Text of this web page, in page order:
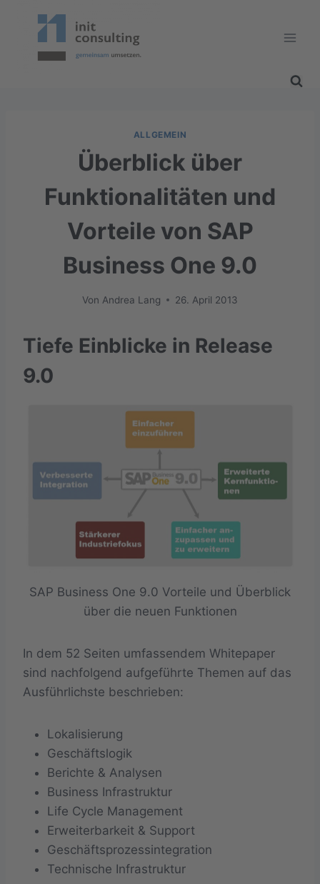
ALLGEMEIN
Überblick über
Funktionalitäten und
Vorteile von SAP
Business One 9.0
Von Andrea Lang 26. April 2013
Tiefe Einblicke in Release
9.0
SAP Business One 9.0 Vorteile und Überblick
über die neuen Funktionen
In dem 52 Seiten umfassendem Whitepaper
sind nachfolgend aufgeführte Themen auf das
Ausführlichste beschrieben:
Lokalisierung
Geschäftslogik
Berichte & Analysen
Business Infrastruktur
Life Cycle Management
Erweiterbarkeit & Support
Geschäftsprozessintegration
Technische Infrastruktur